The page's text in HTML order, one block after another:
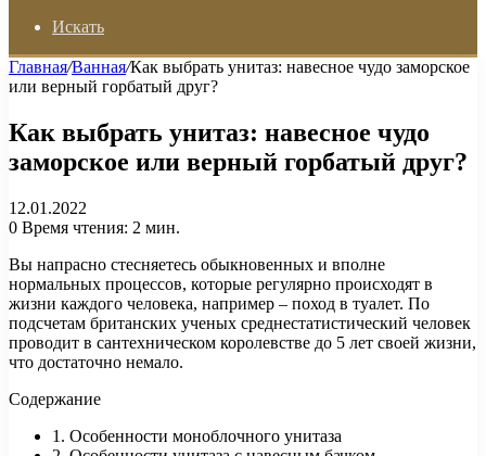
Искать
Главная/Ванная/Как выбрать унитаз: навесное чудо заморское
или верный горбатый друг?
Как выбрать унитаз: навесное чудо
заморское или верный горбатый друг?
12.01.2022
0 Время чтения: 2 мин.
Вы напрасно стесняетесь обыкновенных и вполне
нормальных процессов, которые регулярно происходят в
жизни каждого человека, например – поход в туалет. По
подсчетам британских ученых среднестатистический человек
проводит в сантехническом королевстве до 5 лет своей жизни,
что достаточно немало.
Содержание
1. Особенности моноблочного унитаза